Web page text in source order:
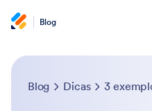
Blog
Blog Dicas